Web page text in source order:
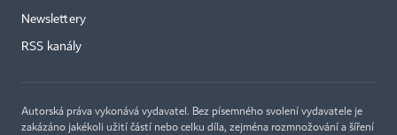
Newslettery
RSS kanály
Autorská práva vykonává vydavatel. Bez písemného svolení vydavatele je
zakázáno jakékoli užití částí nebo celku díla, zejména rozmnožování a šíření